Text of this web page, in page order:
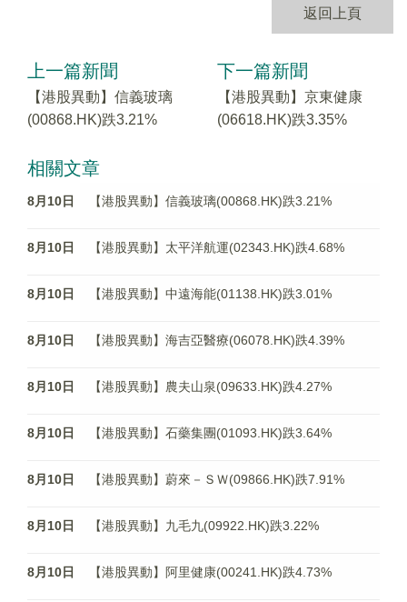
返回上頁
上一篇新聞
【港股異動】信義玻璃
(00868.HK)跌3.21%
下一篇新聞
【港股異動】京東健康
(06618.HK)跌3.35%
相關文章
8月10日 【港股異動】信義玻璃(00868.HK)跌3.21%
8月10日 【港股異動】太平洋航運(02343.HK)跌4.68%
8月10日 【港股異動】中遠海能(01138.HK)跌3.01%
8月10日 【港股異動】海吉亞醫療(06078.HK)跌4.39%
8月10日 【港股異動】農夫山泉(09633.HK)跌4.27%
8月10日 【港股異動】石藥集團(01093.HK)跌3.64%
8月10日 【港股異動】蔚來－ＳＷ(09866.HK)跌7.91%
8月10日 【港股異動】九毛九(09922.HK)跌3.22%
8月10日 【港股異動】阿里健康(00241.HK)跌4.73%